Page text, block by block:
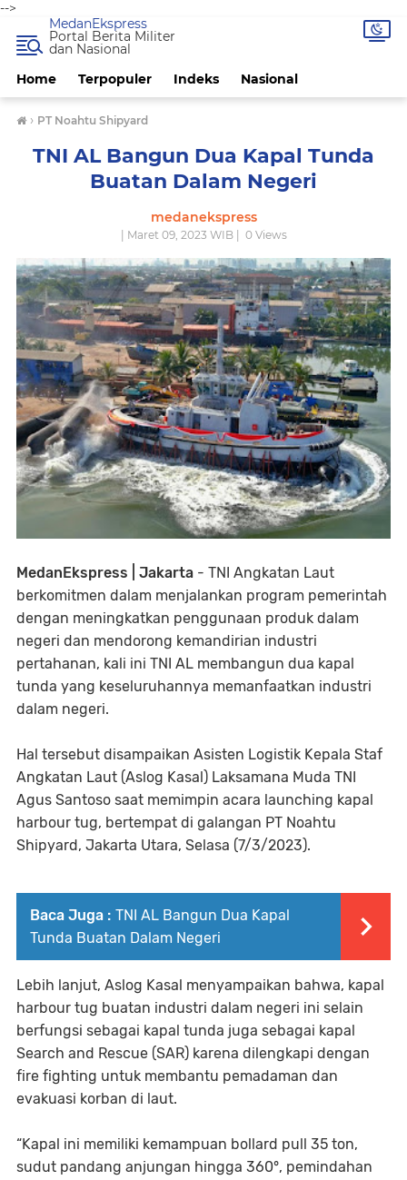
-->
Home Terpopuler Indeks Nasional
MedanEkspress
Portal Berita Militer
dan Nasional
› PT Noahtu Shipyard
TNI AL Bangun Dua Kapal Tunda
Buatan Dalam Negeri
medanekspress
| Maret 09, 2023 WIB | 0Views
MedanEkspress | Jakarta - TNI Angkatan Laut
berkomitmen dalam menjalankan program pemerintah
dengan meningkatkan penggunaan produk dalam
negeri dan mendorong kemandirian industri
pertahanan, kali ini TNI AL membangun dua kapal
tunda yang keseluruhannya memanfaatkan industri
dalam negeri.
Hal tersebut disampaikan Asisten Logistik Kepala Staf
Angkatan Laut (Aslog Kasal) Laksamana Muda TNI
Agus Santoso saat memimpin acara launching kapal
harbour tug, bertempat di galangan PT Noahtu
Shipyard, Jakarta Utara, Selasa (7/3/2023).
Baca Juga : TNI AL Bangun Dua Kapal
Tunda Buatan Dalam Negeri
Lebih lanjut, Aslog Kasal menyampaikan bahwa, kapal
harbour tug buatan industri dalam negeri ini selain
berfungsi sebagai kapal tunda juga sebagai kapal
Search and Rescue (SAR) karena dilengkapi dengan
fire fighting untuk membantu pemadaman dan
evakuasi korban di laut.
“Kapal ini memiliki kemampuan bollard pull 35 ton,
sudut pandang anjungan hingga 360°, pemindahan